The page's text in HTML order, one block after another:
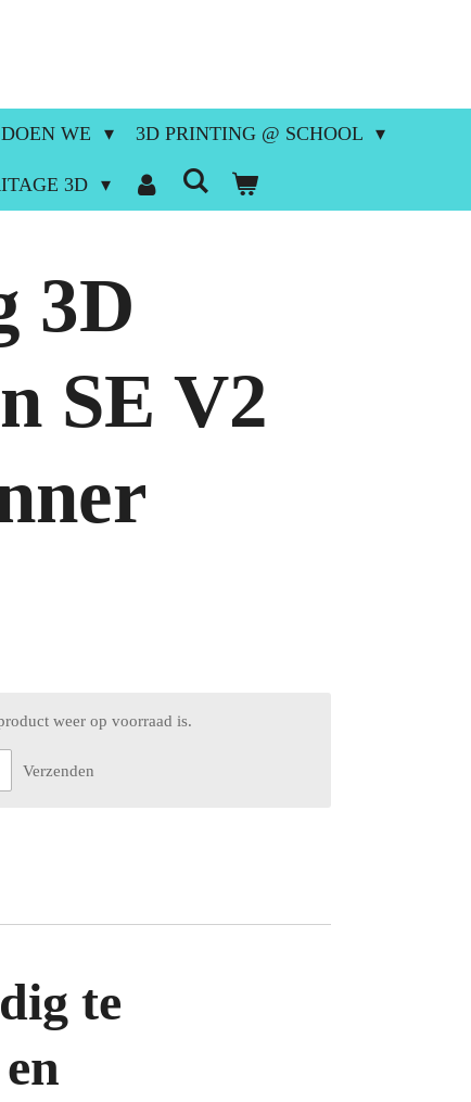
WE 3D PRINTING @ SCHOOL
3D
3D
SE V2
weer op voorraad is.
Verzenden
te